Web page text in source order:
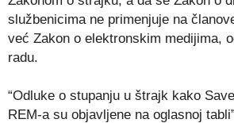
službenicima ne primenjuje na
već Zakon o elektronskim medijima,
radu.
“Odluke o stupanju u štrajk kako
REM-a su objavljene na oglasnoj